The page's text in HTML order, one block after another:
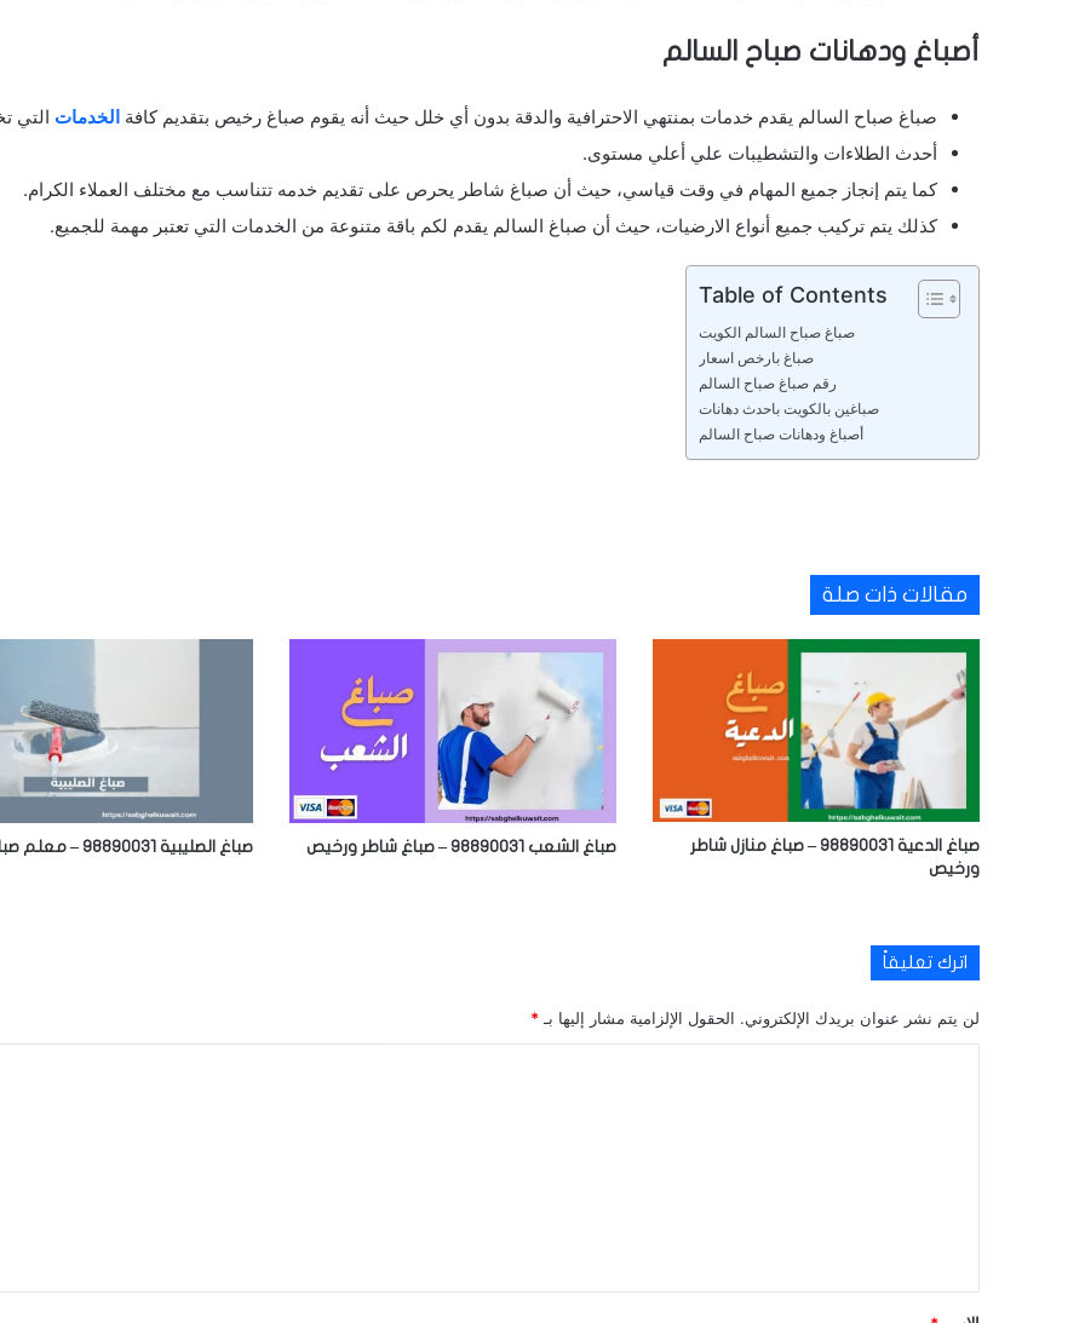
أصباغ ودهانات صباح السالم
صباغ صباح السالم يقدم خدمات بمنتهي الاحترافية والدقة بدون أي خلل حيث أنه يقوم صباغ رخيص بتقديم كافة الخدمات التي
أحدث الطلاءات والتشطيبات علي أعلي مستوى.
كما يتم إنجاز جميع المهام في وقت قياسي، حيث أن صباغ شاطر يحرص على تقديم خدمه تتناسب مع مختلف العملاء الكرام.
كذلك يتم تركيب جميع أنواع الارضيات، حيث أن صباغ السالم يقدم لكم باقة متنوعة من الخدمات التي تعتبر مهمة للجميع.
Table of Contents
صباغ صباح السالم الكويت
صباغ بارخص اسعار
رقم صباغ صباح السالم
صباغين بالكويت باحدث دهانات
أصباغ ودهانات صباح السالم
مقالات ذات صلة
صباغ الدعية 98890031 – صباغ منازل شاطر
ورخيص
صباغ الشعب 98890031 – صباغ شاطر ورخيص صباغ الصليبية 98890031 – معلم صباغ
اترك تعليقاً
لن يتم نشر عنوان بريدك الإلكتروني. الحقول الإلزامية مشار إليها بـ *
*